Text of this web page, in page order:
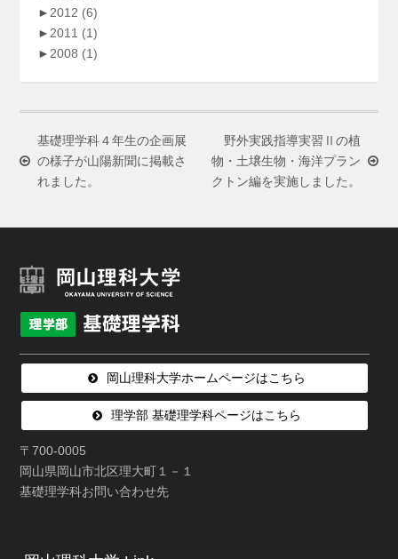
► 2012 (6)
► 2011 (1)
► 2008 (1)
基礎理学科４年生の企画展
の様子が山陽新聞に掲載さ
れました。
野外実践指導実習Ⅱの植
物・土壌生物・海洋プラン
クトン編を実施しました。
岡山理科大学ホームページはこちら
理学部 基礎理学科ページはこちら
〒700-0005
岡山県岡山市北区理大町１－１
基礎理学科お問い合わせ先